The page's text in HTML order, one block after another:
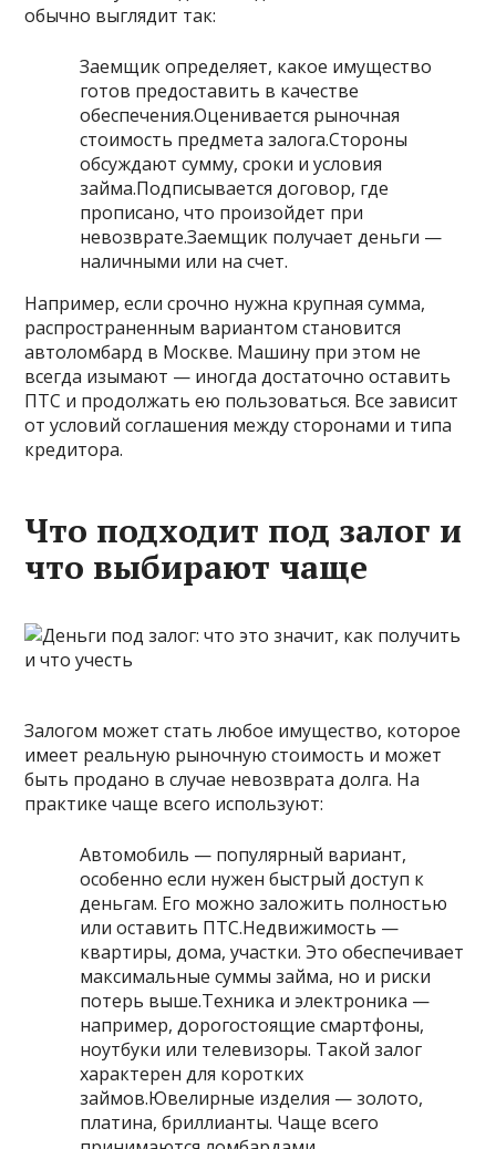
обычно выглядит так:
Заемщик определяет, какое имущество
готов предоставить в качестве
обеспечения.Оценивается рыночная
стоимость предмета залога.Стороны
обсуждают сумму, сроки и условия
займа.Подписывается договор, где
прописано, что произойдет при
невозврате.Заемщик получает деньги —
наличными или на счет.
Например, если срочно нужна крупная сумма,
распространенным вариантом становится
автоломбард в Москве. Машину при этом не
всегда изымают — иногда достаточно оставить
ПТС и продолжать ею пользоваться. Все зависит
от условий соглашения между сторонами и типа
кредитора.
Что подходит под залог и
что выбирают чаще
Залогом может стать любое имущество, которое
имеет реальную рыночную стоимость и может
быть продано в случае невозврата долга. На
практике чаще всего используют:
Автомобиль — популярный вариант,
особенно если нужен быстрый доступ к
деньгам. Его можно заложить полностью
или оставить ПТС.Недвижимость —
квартиры, дома, участки. Это обеспечивает
максимальные суммы займа, но и риски
потерь выше.Техника и электроника —
например, дорогостоящие смартфоны,
ноутбуки или телевизоры. Такой залог
характерен для коротких
займов.Ювелирные изделия — золото,
платина, бриллианты. Чаще всего